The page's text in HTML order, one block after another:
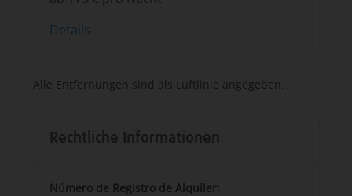
Details
Alle Entfernungen sind als Luftlinie angegeben.
Rechtliche Informationen
Número de Registro de Alquiler: